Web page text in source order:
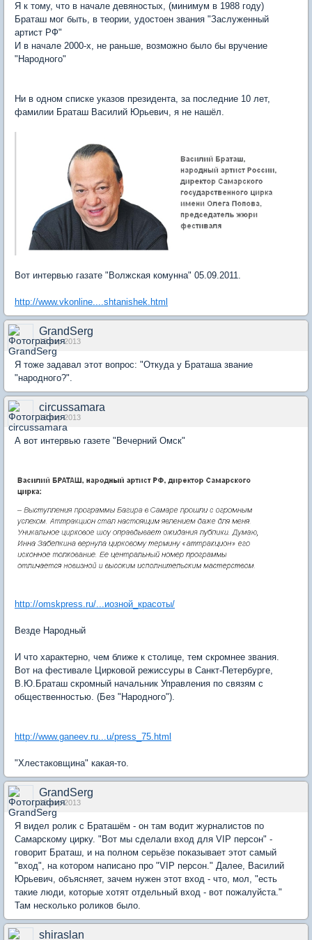
Я к тому, что в начале девяностых, (минимум в 1988 году)
Браташ мог быть, в теории, удостоен звания "Заслуженный
артист РФ"
И в начале 2000-х, не раньше, возможно было бы вручение
"Народного"
Ни в одном списке указов президента, за последние 10 лет,
фамилии Браташ Василий Юрьевич, я не нашёл.
Вот интервью газате "Волжская комунна" 05.09.2011.
http://www.vkonline....shtanishek.html
GrandSerg
18 апр 2013
Я тоже задавал этот вопрос: "Откуда у Браташа звание
"народного?".
circussamara
18 апр 2013
А вот интервью газете "Вечерний Омск"
http://omskpress.ru/...иозной_красоты/
Везде Народный
И что характерно, чем ближе к столице, тем скромнее звания.
Вот на фестивале Цирковой режиссуры в Санкт-Петербурге,
В.Ю.Браташ скромный начальник Управления по связям с
общественностью. (Без "Народного").
http://www.ganeev.ru...u/press_75.html
"Хлестаковщина" какая-то.
GrandSerg
18 апр 2013
Я видел ролик с Браташём - он там водит журналистов по
Самарскому цирку. "Вот мы сделали вход для VIP персон" -
говорит Браташ, и на полном серьёзе показывает этот самый
"вход", на котором написано про "VIP персон." Далее, Василий
Юрьевич, объясняет, зачем нужен этот вход - что, мол, "есть
такие люди, которые хотят отдельный вход - вот пожалуйста."
Там несколько роликов было.
shiraslan